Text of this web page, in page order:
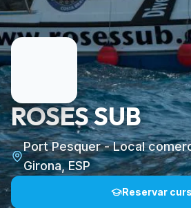
ROSES SUB
Port Pesquer - Local
Girona, ESP
Reservar